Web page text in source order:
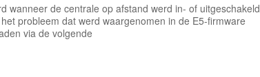
wanneer de centrale op afstand werd in- of uitgeschakeld
probleem dat werd waargenomen in de E5-firmware
via de volgende